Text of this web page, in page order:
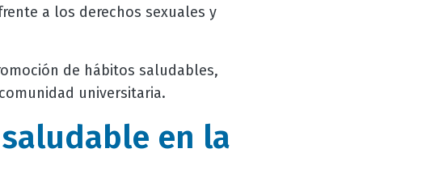
a los derechos sexuales y
de hábitos saludables,
universitaria.
en la